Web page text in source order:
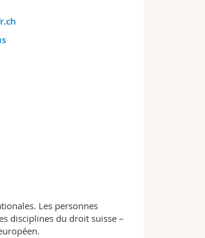
Les personnes
disciplines du droit suisse –